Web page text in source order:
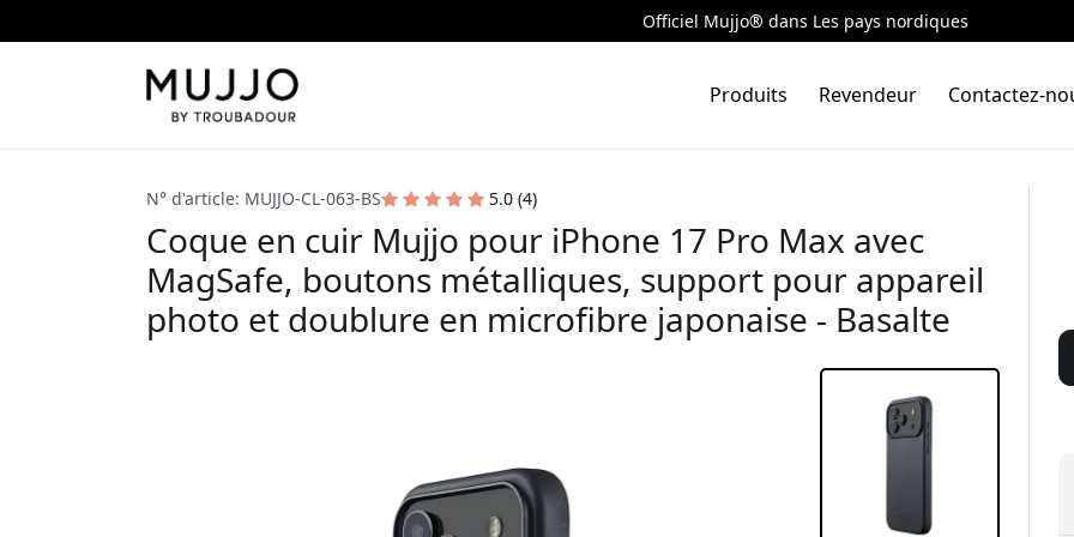
Officiel Mujjo® dans Les pays nordiques
Produits Revendeur Contactez-
N° d'article: MUJJO-CL-063-BS 5.0 (4)
Coque en cuir Mujjo pour iPhone 17 Pro Max avec
MagSafe, boutons métalliques, support pour appareil
photo et doublure en microfibre japonaise - Basalte